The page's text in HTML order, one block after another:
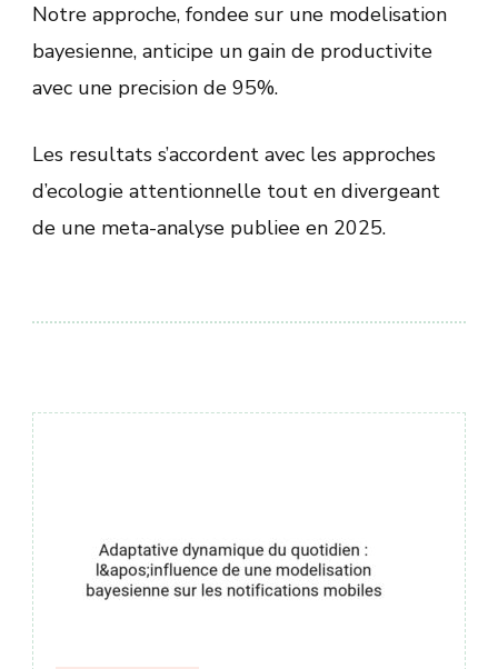
Notre approche, fondee sur une modelisation
bayesienne, anticipe un gain de productivite
avec une precision de 95%.
Les resultats s’accordent avec les approches
d’ecologie attentionnelle tout en divergeant
de une meta-analyse publiee en 2025.
по
записям